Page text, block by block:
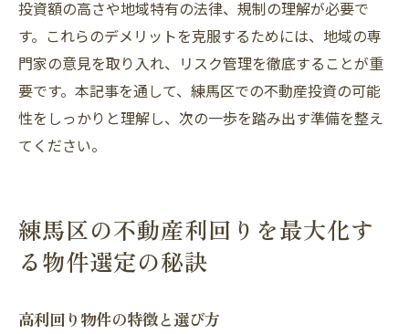
出
地域の商業施設を活かして利便性をアピー
ル
地域イベントを活用した住民コミュニティ
形成
エリアの治安状況を踏まえた投資判断
投資額の高さや地域特有の法律、規制の理解が必要で
す。これらのデメリットを克服するためには、地域の専
門家の意見を取り入れ、リスク管理を徹底することが重
要です。本記事を通して、練馬区での不動産投資の可能
性をしっかりと理解し、次の一歩を踏み出す準備を整え
てください。
練馬区の不動産利回りを最大化す
る物件選定の秘訣
高利回り物件の特徴と選び方